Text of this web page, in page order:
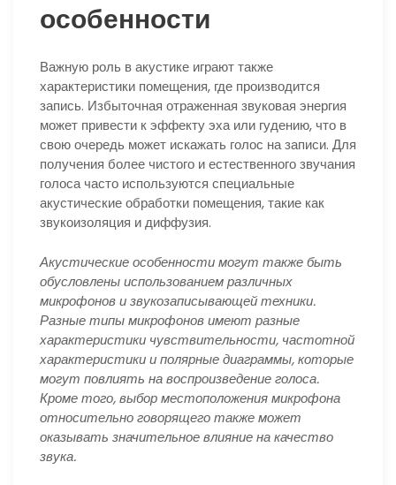
особенности
Важную роль в акустике играют также
характеристики помещения, где производится
запись. Избыточная отраженная звуковая энергия
может привести к эффекту эха или гудению, что в
свою очередь может искажать голос на записи. Для
получения более чистого и естественного звучания
голоса часто используются специальные
акустические обработки помещения, такие как
звукоизоляция и диффузия.
Акустические особенности могут также быть
обусловлены использованием различных
микрофонов и звукозаписывающей техники.
Разные типы микрофонов имеют разные
характеристики чувствительности, частотной
характеристики и полярные диаграммы, которые
могут повлиять на воспроизведение голоса.
Кроме того, выбор местоположения микрофона
относительно говорящего также может
оказывать значительное влияние на качество
звука.